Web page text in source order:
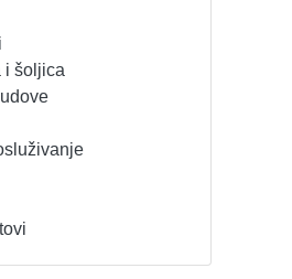
i šoljica